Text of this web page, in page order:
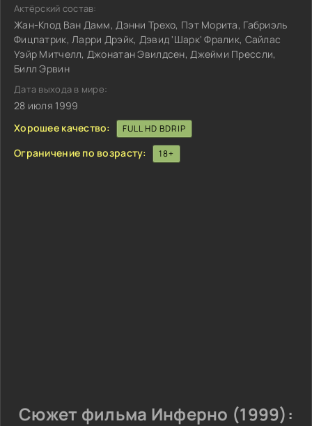
Актёрский состав:
Жан-Клод Ван Дамм, Дэнни Трехо, Пэт Морита, Габриэль
Фицпатрик, Ларри Дрэйк, Дэвид 'Шарк' Фралик, Сайлас
Уэйр Митчелл, Джонатан Эвилдсен, Джейми Прессли,
Билл Эрвин
Дата выхода в мире:
28 июля 1999
Хорошее качество:
FULL HD BDRIP
Ограничение по возрасту: 18+
Сюжет фильма Инферно (1999):